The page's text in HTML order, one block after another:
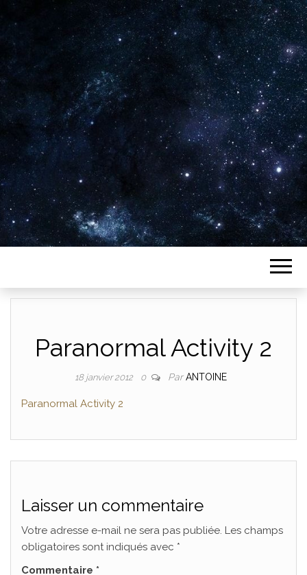
Plus de 2800 critiques de films
Paranormal Activity 2
18 janvier 2012 0 ParANTOINE
Paranormal Activity 2
Laisser un commentaire
Votre adresse e-mail ne sera pas publiée. Les champs
obligatoires sont indiqués avec *
Commentaire *